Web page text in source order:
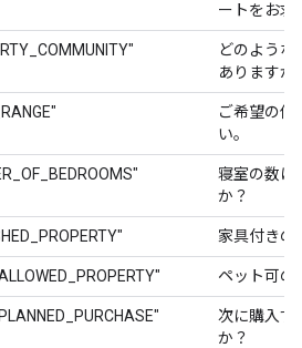
ートをお求
どのような
ありますか
ご希望の価
い。
寝室の数は
か？
家具付きの
ペット可の
次に購入す
か？